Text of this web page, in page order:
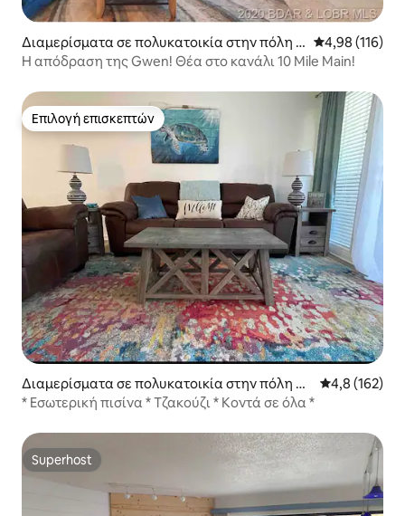
Διαμερίσματα σε πολυκατοικία στην πόλη O
sage Beach
Μέση
4,98 (116)
Η απόδραση της Gwen! Θέα στο κανάλι 10 Mile Main!
Επιλογή επισκεπτών
Επιλογή επισκεπτών
Διαμερίσματα σε πολυκατοικία στην πόλη Vill
age of Four Seasons
Μέση
4,8 (162)
* Εσωτερική πισίνα * Τζακούζι * Κοντά σε όλα *
Superhost
Superhost